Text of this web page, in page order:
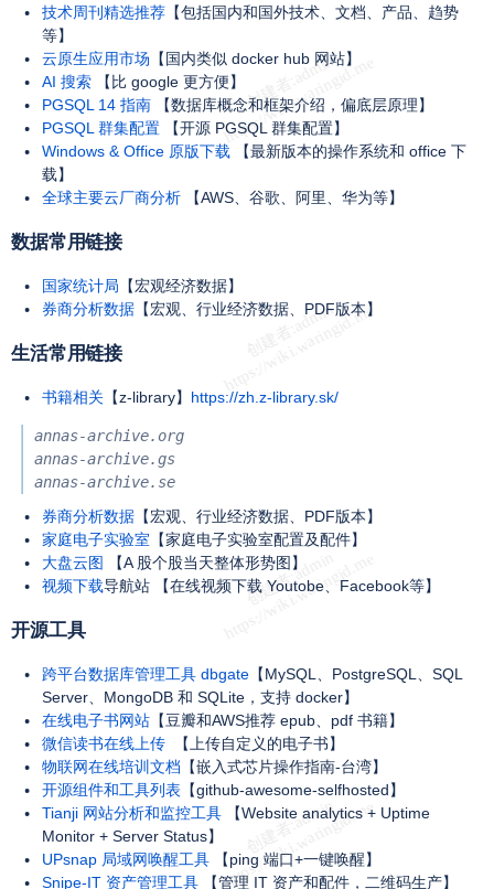
技术周刊精选推荐【包括国内和国外技术、文档、产品、趋势
等】
云原生应用市场 【国内类似 docker hub 网站】
AI 搜索【比 google 更方便】
PGSQL 14 指南【数据库概念和框架介绍，偏底层原理】
PGSQL 群集配置【开源 PGSQL 群集配置】
Windows & Office 原版下载 【最新版本的操作系统和 office 下
载】
全球主要云厂商分析【AWS、谷歌、阿里、华为等】
数据常用链接
国家统计局 【宏观经济数据】
券商分析数据【宏观、行业经济数据、PDF版本】
生活常用链接
书籍相关【z-library】 https://zh.z-library.sk/
annas-archive.org
annas-archive.gs
annas-archive.se
券商分析数据【宏观、行业经济数据、PDF版本】
家庭电子实验室 【家庭电子实验室配置及配件】
大盘云图
【A 股个股当天整体形势图】
视频下载导航站 【在线视频下载 Youtobe、Facebook等】
开源工具
跨平台数据库管理工具 dbgate【MySQL、PostgreSQL、SQL
Server、MongoDB 和 SQLite，支持 docker】
在线电子书网站【豆瓣和AWS推荐 epub、pdf 书籍】
微信读书在线上传【上传自定义的电子书】
物联网在线培训文档 【嵌入式芯片操作指南-台湾】
开源组件和工具列表【github-awesome-selfhosted】
Tianji 网站分析和监控工具【Website analytics + Uptime
Monitor + Server Status】
UPsnap 局域网唤醒工具【ping 端口+一键唤醒】
Snipe-IT 资产管理工具【管理 IT 资产和配件，二维码生产】